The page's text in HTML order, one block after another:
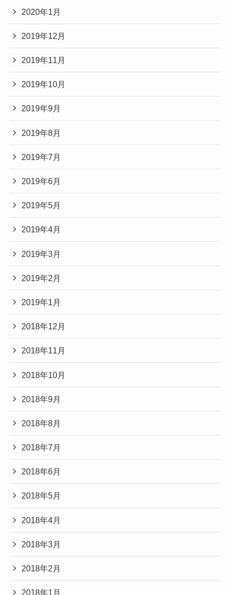
2020年1月
2019年12月
2019年11月
2019年10月
2019年9月
2019年8月
2019年7月
2019年6月
2019年5月
2019年4月
2019年3月
2019年2月
2019年1月
2018年12月
2018年11月
2018年10月
2018年9月
2018年8月
2018年7月
2018年6月
2018年5月
2018年4月
2018年3月
2018年2月
2018年1月